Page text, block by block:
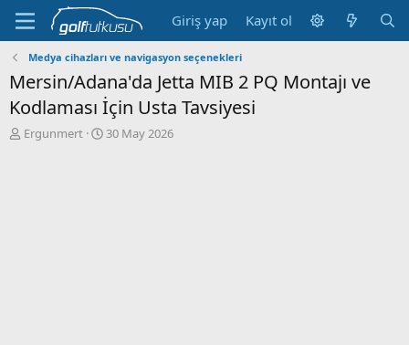
Giriş yap Kayıt ol
Medya cihazları ve navigasyon seçenekleri
Mersin/Adana'da Jetta MIB 2 PQ Montajı ve
Kodlaması İçin Usta Tavsiyesi
K
Ergunmert
B
30 May 2026